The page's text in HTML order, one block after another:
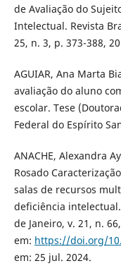
de Avaliação do
Intelectual. Revista
25, n. 3, p. 373-388,
AGUIAR, Ana Marta
avaliação do aluno
escolar. Tese
Federal do Espírito
ANACHE, Alexandra
Rosado
salas de recursos
deficiência
de Janeiro, v. 21, n.
em: https://doi.org/
em: 25 jul. 2024.